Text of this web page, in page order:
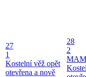
27
1
Kostelní věž opět
otevřena a nově
28
2